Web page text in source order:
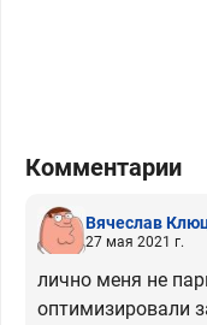
Комментарии
Вячеслав
27 мая 2021 г.
лично меня не
оптимизировали